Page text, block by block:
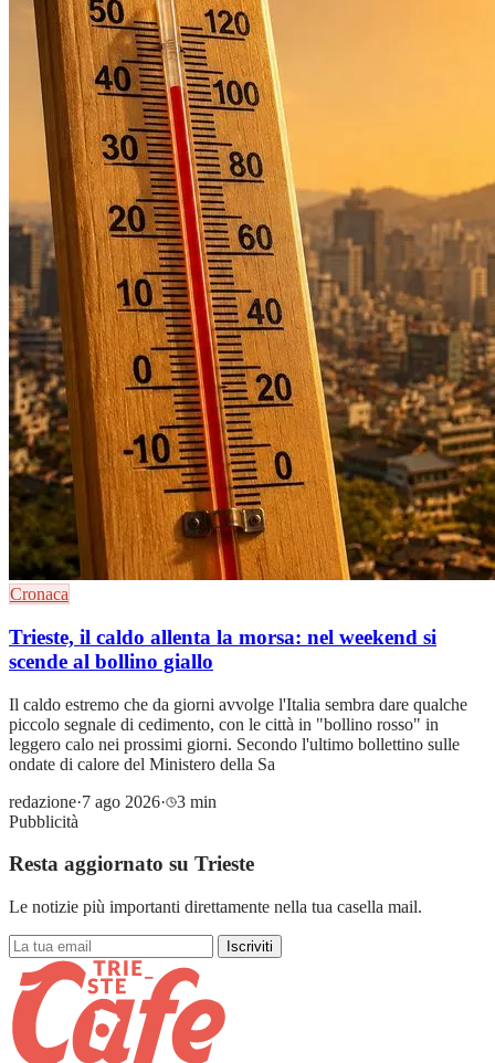
Cronaca
Trieste, il caldo allenta la morsa: nel weekend si
scende al bollino giallo
Il caldo estremo che da giorni avvolge l'Italia sembra dare qualche
piccolo segnale di cedimento, con le città in "bollino rosso" in
leggero calo nei prossimi giorni. Secondo l'ultimo bollettino sulle
ondate di calore del Ministero della Sa
redazione·7 ago 2026·
3 min
Pubblicità
Resta aggiornato su Trieste
Le notizie più importanti direttamente nella tua casella mail.
Iscriviti